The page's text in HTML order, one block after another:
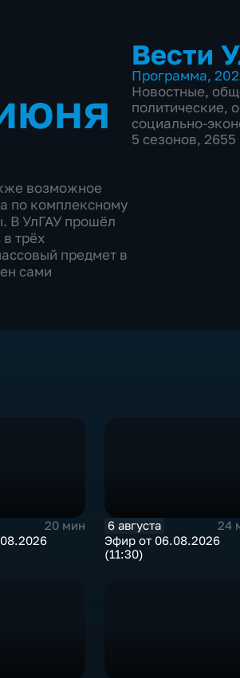
возможное
по комплексному
В УлГАУ прошёл
трёх
предмет в
сами
Вести
Программа,
Новостные,
политические,
социально-
5 сезонов,
20 мин
6 августа
24
Эфир от 06.08.2026
(11:30)